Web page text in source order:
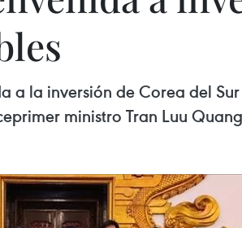
a la inversión de Corea del
ministro Tran Luu